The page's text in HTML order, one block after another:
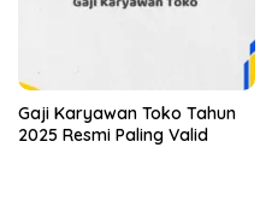
Gaji Karyawan Toko Tahun
2025 Resmi Paling Valid